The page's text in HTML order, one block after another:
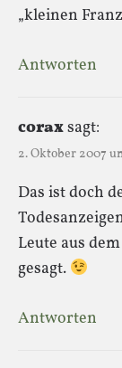
„kleinen
Antworten
coraxsagt:
2. Oktober 2007
Das ist doch
Leute aus
gesagt.
Antworten